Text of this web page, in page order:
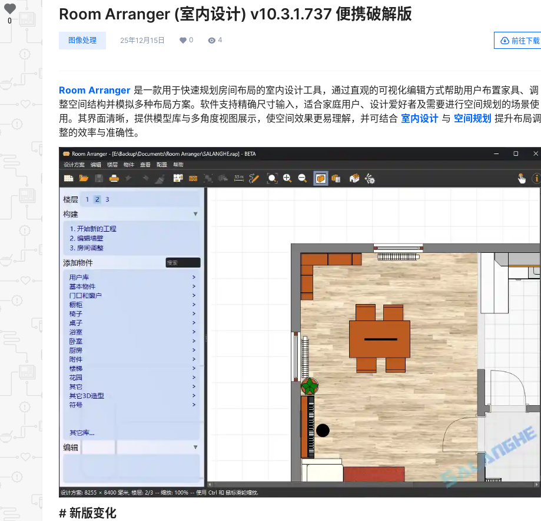
Room Arranger (室内设计) v10.3.1.737 便携破解版
图像处理 25年12月15日 0 4 前往下载
Room Arranger 是一款用于快速规划房间布局的室内设计工具，通过直观的可视化编辑方式帮助用户布置家具、调
整空间结构并模拟多种布局方案。软件支持精确尺寸输入，适合家庭用户、设计爱好者及需要进行空间规划的场景使
用。其界面清晰，提供模型库与多角度视图展示，使空间效果更易理解，并可结合 室内设计 与 空间规划 提升布局调
整的效率与准确性。
# 新版变化
0